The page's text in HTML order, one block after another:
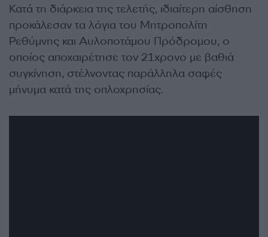
Κατά τη διάρκεια της τελετής, ιδιαίτερη αίσθηση
προκάλεσαν τα λόγια του Μητροπολίτη
Ρεθύμνης και Αυλοποτάμου Πρόδρομου, ο
οποίος αποχαιρέτησε τον 21χρονο με βαθιά
συγκίνηση, στέλνοντας παράλληλα σαφές
μήνυμα κατά της οπλοχρησίας.